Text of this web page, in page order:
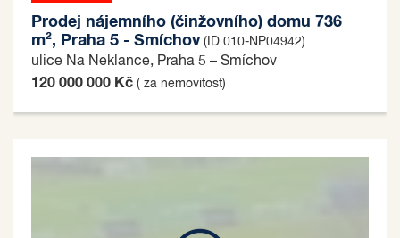
Prodej nájemního (činžovního) domu 736
m², Praha 5 - Smíchov (ID 010-NP04942)
ulice Na Neklance, Praha 5 – Smíchov
120 000 000 Kč ( za nemovitost)